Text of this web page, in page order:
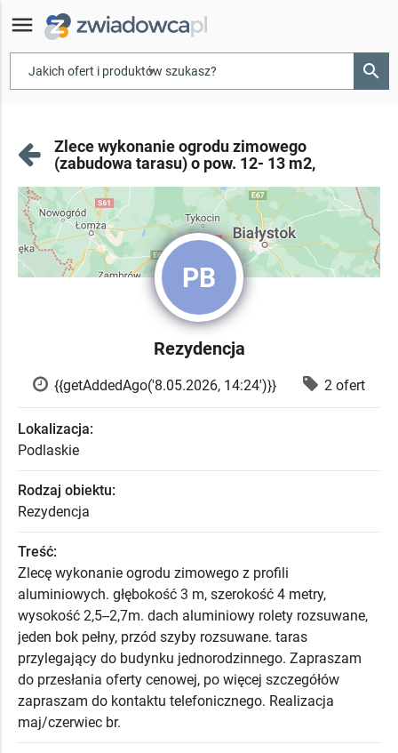
menu
▾ search
Zlece wykonanie ogrodu zimowego
(zabudowa tarasu) o pow. 12- 13 m2,
PB
Rezydencja
{{getAddedAgo('8.05.2026, 14:24')}} 2 ofert
Lokalizacja:
Podlaskie
Rodzaj obiektu:
Rezydencja
Treść:
Zlecę wykonanie ogrodu zimowego z profili
aluminiowych. głębokość 3 m, szerokość 4 metry,
wysokość 2,5--2,7m. dach aluminiowy rolety rozsuwane,
jeden bok pełny, przód szyby rozsuwane. taras
przylegający do budynku jednorodzinnego. Zapraszam
do przesłania oferty cenowej, po więcej szczegółów
zapraszam do kontaktu telefonicznego. Realizacja
maj/czerwiec br.